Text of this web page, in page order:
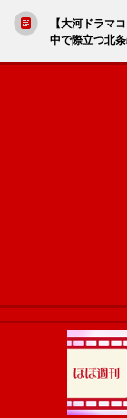
【大河ドラマ
中で際立つ北